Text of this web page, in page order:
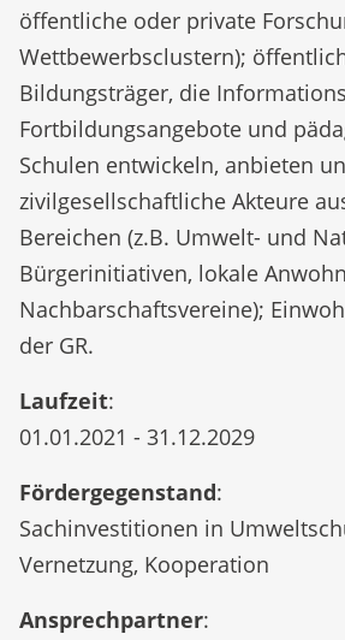
öffentliche oder private
Wettbewerbsclustern);
Bildungsträger, die
Fortbildungsangebote und
Schulen entwickeln, anbieten
zivilgesellschaftliche Akteure
Bereichen (z.B. Umwelt- und
Bürgerinitiativen, lokale
Nachbarschaftsvereine);
der GR.
Laufzeit:
01.01.2021 - 31.12.2029
Fördergegenstand:
Sachinvestitionen in
Vernetzung, Kooperation
Ansprechpartner: